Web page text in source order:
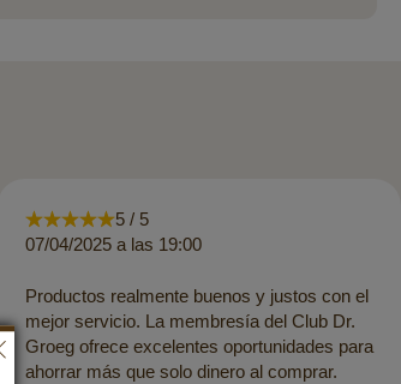
5 / 5
07/04/2025 a las 19:00
Productos realmente buenos y justos con el
mejor servicio. La membresía del Club Dr.
Groeg ofrece excelentes oportunidades para
ahorrar más que solo dinero al comprar.